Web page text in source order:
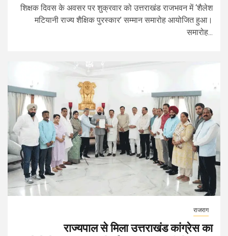
शिक्षक दिवस के अवसर पर शुक्रवार को उत्तराखंड राजभवन में ‘शैलेश
मटियानी राज्य शैक्षिक पुरस्कार’ सम्मान समारोह आयोजित हुआ।
समारोह...
राजराग
राज्यपाल से मिला उत्तराखंड कांग्रेस का